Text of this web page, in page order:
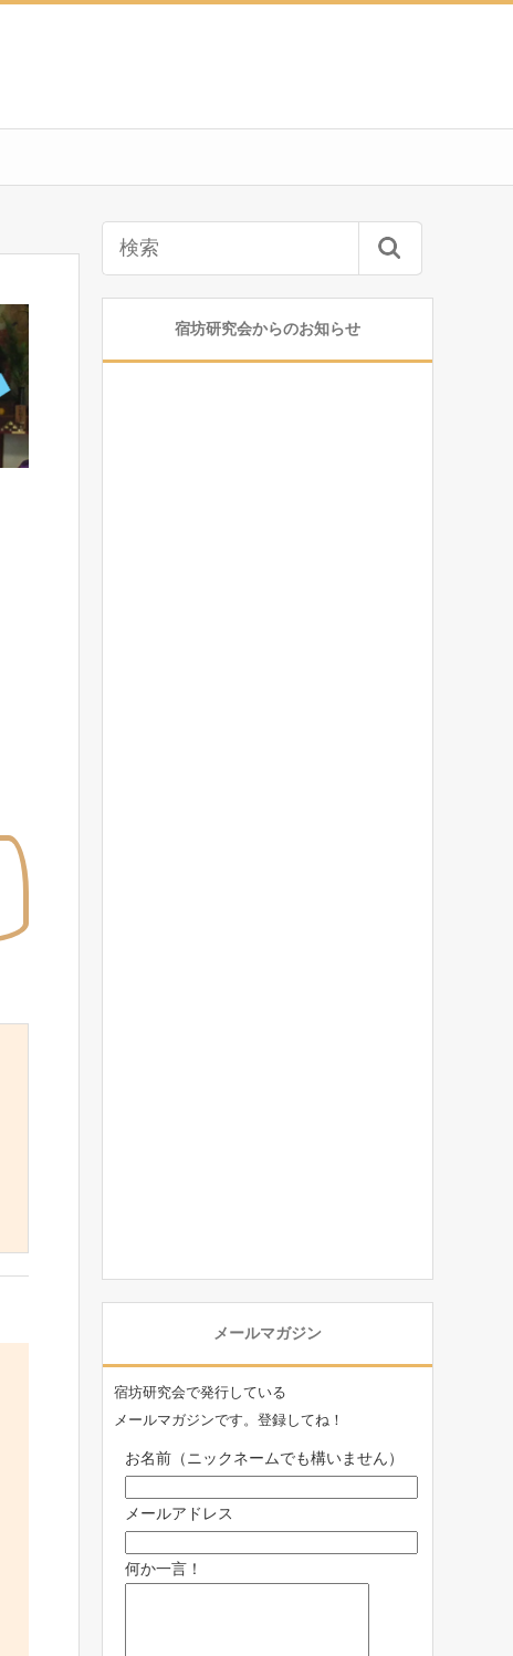
宿坊研究会からのお知らせ
メールマガジン
宿坊研究会で発行している
メールマガジンです。登録してね！
お名前（ニックネームでも構いません）
メールアドレス
何か一言！